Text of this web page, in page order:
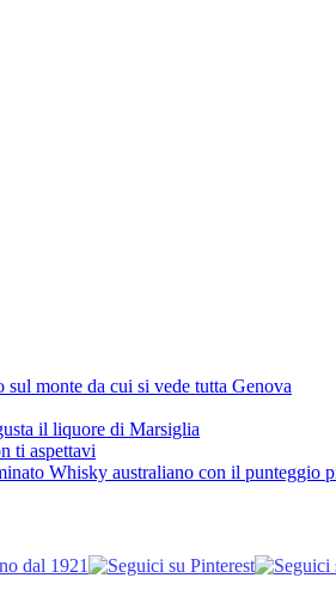
monte da cui si vede tutta Genova
il liquore di Marsiglia
ti aspettavi
Whisky australiano con il punteggio